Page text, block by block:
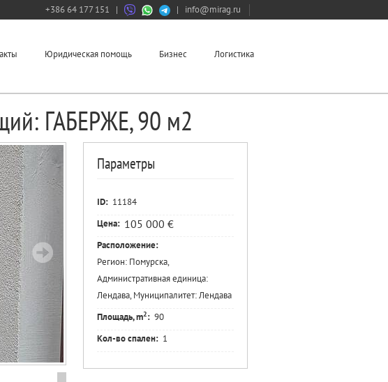
+386 64 177 151 | | info@mirag.ru
Юридическая помощь Бизнес Логистика
ГАБЕРЖЕ, 90 м2
Параметры
ID: 11184
Цена: 105 000 €
Расположение:
Регион: Помурска,
Административная единица:
Лендава, Муниципалитет: Лендава
Площадь, m2: 90
Кол-во спален: 1